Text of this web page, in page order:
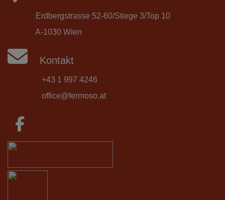
Erdbergstrasse 52-60/Stiege 3/Top 10
A-1030 Wien
Kontakt
+43 1 997 4246
office@fermoso.at